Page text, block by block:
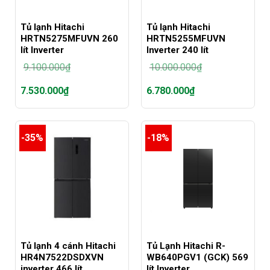
Tủ lạnh Hitachi
HRTN5275MFUVN 260
lít Inverter
9.100.000₫
gốc
là:
7.530.000₫
Giá
hiện
là:
7.530.000₫.
Tủ lạnh Hitachi
HRTN5255MFUVN
Inverter 240 lít
10.000.000₫
gốc
là:
6.780.000₫
Giá
hiện
là:
6.780.000₫.
-35%
Tủ lạnh 4 cánh Hitachi
HR4N7522DSDXVN
-18%
Tủ Lạnh Hitachi R-
WB640PGV1 (GCK) 569